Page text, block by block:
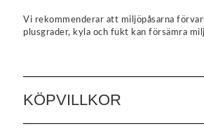
Vi rekommenderar att miljöpåsarna
plusgrader, kyla och fukt kan försämra
KÖPVILLKOR